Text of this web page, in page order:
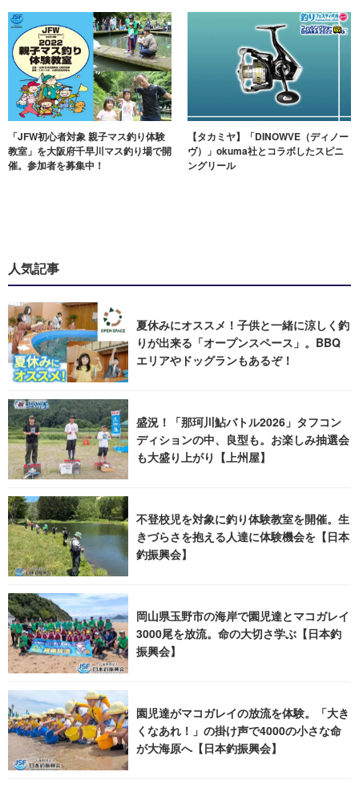
「JFW初心者対象 親子マス釣り体験
教室」を大阪府千早川マス釣り場で開
催。参加者を募集中！
【タカミヤ】「DINOWVE（ディノー
ヴ）」okuma社とコラボしたスピニ
ングリール
人気記事
夏休みにオススメ！子供と一緒に涼しく釣
りが出来る「オープンスペース」。BBQ
エリアやドッグランもあるぞ！
盛況！「那珂川鮎バトル2026」タフコン
ディションの中、良型も。お楽しみ抽選会
も大盛り上がり【上州屋】
不登校児を対象に釣り体験教室を開催。生
きづらさを抱える人達に体験機会を【日本
釣振興会】
岡山県玉野市の海岸で園児達とマコガレイ
3000尾を放流。命の大切さ学ぶ【日本釣
振興会】
園児達がマコガレイの放流を体験。「大き
くなあれ！」の掛け声で4000の小さな命
が大海原へ【日本釣振興会】